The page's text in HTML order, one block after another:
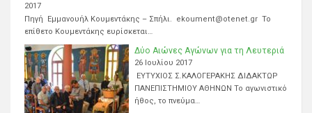
2017
Πηγή Εμμανουήλ Κουμεντάκης – Σπήλι. ekoument@otenet.gr Το
επίθετο Κουμεντάκης ευρίσκεται…
Δύο Αιώνες Αγώνων για τη Λευτεριά
26 Ιουλίου 2017
ΕΥΤΥΧΙΟΣ Σ.ΚΑΛΟΓΕΡΑΚΗΣ ΔΙΔΑΚΤΩΡ
ΠΑΝΕΠΙΣΤΗΜΙΟΥ ΑΘΗΝΩΝ Το αγωνιστικό
ήθος, το πνεύμα…